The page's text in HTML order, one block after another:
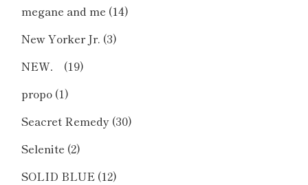
megane and me (14)
New Yorker Jr. (3)
NEW．
(19)
propo (1)
Seacret Remedy (30)
Selenite (2)
SOLID BLUE (12)